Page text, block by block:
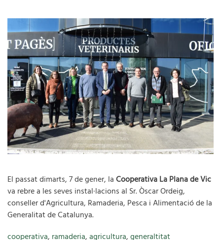
El passat dimarts, 7 de gener, laCooperativa La Plana de Vic
va rebre a les seves instal·lacions al Sr. Òscar Ordeig,
conseller d'Agricultura, Ramaderia, Pesca i Alimentació de la
Generalitat de Catalunya.
cooperativa, ramaderia,agricultura,generaltitat